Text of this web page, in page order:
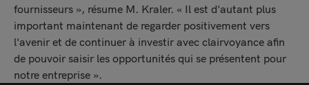
fournisseurs », résume M. Kraler. « Il est d'autant plus
important maintenant de regarder positivement vers
l'avenir et de continuer à investir avec clairvoyance afin
de pouvoir saisir les opportunités qui se présentent pour
notre entreprise ».